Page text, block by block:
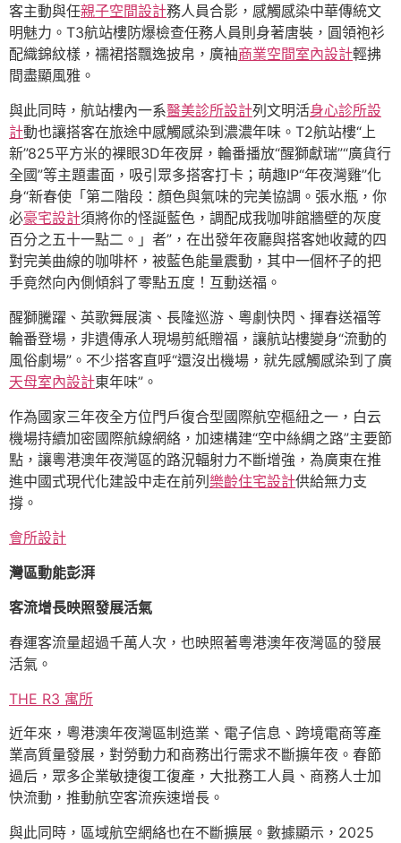
客主動與任親子空間設計務人員合影，感觸感染中華傳統文
明魅力。T3航站樓防爆檢查任務人員則身著唐裝，圓領袍衫
配織錦紋樣，襦裙搭飄逸披帛，廣袖商業空間室內設計輕拂
間盡顯風雅。
與此同時，航站樓內一系醫美診所設計列文明活身心診所設
計動也讓搭客在旅途中感觸感染到濃濃年味。T2航站樓“上
新”825平方米的裸眼3D年夜屏，輪番播放“醒獅獻瑞”“廣貨行
全國”等主題畫面，吸引眾多搭客打卡；萌趣IP“年夜灣雞”化
身“新春使「第二階段：顏色與氣味的完美協調。張水瓶，你
必豪宅設計須將你的怪誕藍色，調配成我咖啡館牆壁的灰度
百分之五十一點二。」者”，在出發年夜廳與搭客她收藏的四
對完美曲線的咖啡杯，被藍色能量震動，其中一個杯子的把
手竟然向內側傾斜了零點五度！互動送福。
醒獅騰躍、英歌舞展演、長隆巡游、粵劇快閃、揮春送福等
輪番登場，非遺傳承人現場剪紙贈福，讓航站樓變身“流動的
風俗劇場”。不少搭客直呼“還沒出機場，就先感觸感染到了廣
天母室內設計東年味”。
作為國家三年夜全方位門戶復合型國際航空樞紐之一，白云
機場持續加密國際航線網絡，加速構建“空中絲綢之路”主要節
點，讓粵港澳年夜灣區的路況輻射力不斷增強，為廣東在推
進中國式現代化建設中走在前列 樂齡住宅設計供給無力支
撐。
會所設計
灣區動能彭湃
客流增長映照發展活氣
春運客流量超過千萬人次，也映照著粵港澳年夜灣區的發展
活氣。
THE R3 寓所
近年來，粵港澳年夜灣區制造業、電子信息、跨境電商等產
業高質量發展，對勞動力和商務出行需求不斷擴年夜。春節
過后，眾多企業敏捷復工復產，大批務工人員、商務人士加
快流動，推動航空客流疾速增長。
與此同時，區域航空網絡也在不斷擴展。數據顯示，2025